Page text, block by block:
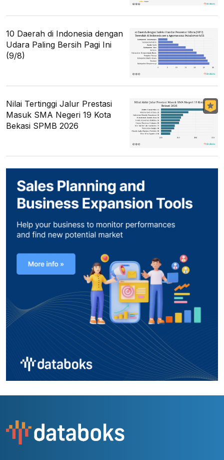
10 Daerah di Indonesia dengan
Udara Paling Bersih Pagi Ini
(9/8)
Nilai Tertinggi Jalur Prestasi
Masuk SMA Negeri 19 Kota
Bekasi SPMB 2026